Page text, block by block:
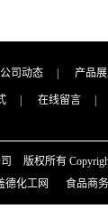
公司动态 产品
在线留言
版权所有
德化工网 食品商